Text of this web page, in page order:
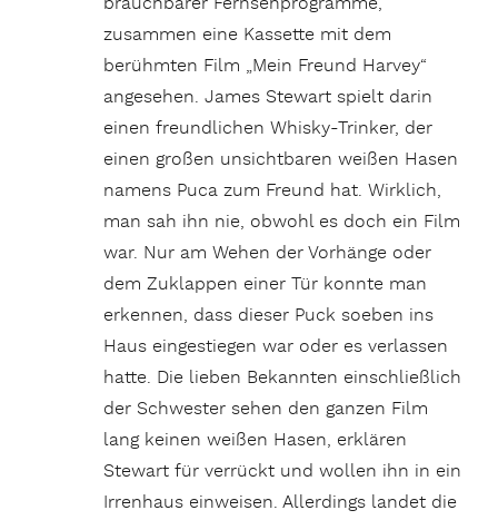
zusammen eine Kassette mit dem
berühmten Film „Mein Freund Harvey“
angesehen. James Stewart spielt darin
einen freundlichen Whisky-Trinker, der
einen großen unsichtbaren weißen Hasen
namens Puca zum Freund hat. Wirklich,
man sah ihn nie, obwohl es doch ein Film
war. Nur am Wehen der Vorhänge oder
dem Zuklappen einer Tür konnte man
erkennen, dass dieser Puck soeben ins
Haus eingestiegen war oder es verlassen
hatte. Die lieben Bekannten einschließlich
der Schwester sehen den ganzen Film
lang keinen weißen Hasen, erklären
Stewart für verrückt und wollen ihn in ein
Irrenhaus einweisen. Allerdings landet die